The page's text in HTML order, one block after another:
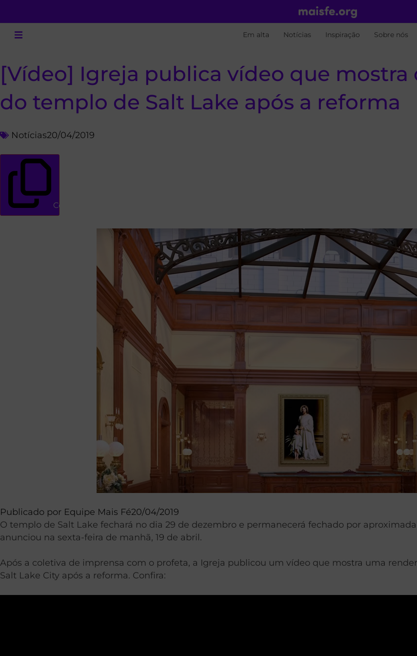
Em alta Notícias Inspiração Sobre nós
[Vídeo] Igreja publica vídeo que mostra
do templo de Salt Lake após a reforma
Notícias20/04/2019
Copiar link
Publicado por Equipe Mais Fé20/04/2019
O templo de Salt Lake fechará no dia 29 de dezembro e permanecerá fechado por
anunciou na sexta-feira de manhã, 19 de abril.
Após a coletiva de imprensa com o profeta, a Igreja publicou um vídeo que mostra uma
Salt Lake City após a reforma. Confira: